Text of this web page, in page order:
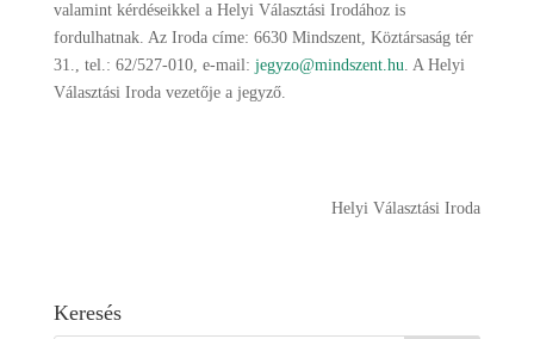
valamint kérdéseikkel a Helyi Választási Irodához is
fordulhatnak. Az Iroda címe: 6630 Mindszent, Köztársaság tér
31., tel.: 62/527-010, e-mail: jegyzo@mindszent.hu. A Helyi
Választási Iroda vezetője a jegyző.
Helyi Választási Iroda
Keresés